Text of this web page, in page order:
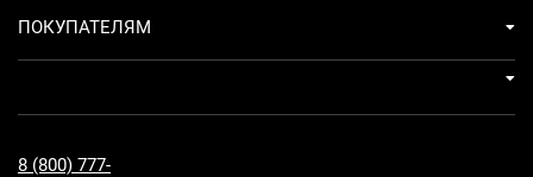
ПОКУПАТЕЛЯМ
8 (800) 777-